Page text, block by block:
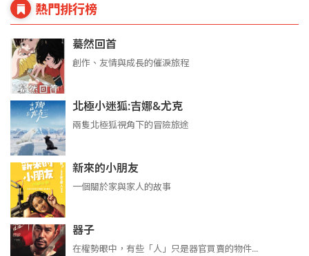
熱門排行榜
驀然回首
創作、友情與成長的催淚旅程
北極小迷狐:吉娜&尤克
兩隻北極狐視角下的冒險旅途
新來的小朋友
一個關於家與家人的故事
器子
在權勢眼中，有些「人」只是器官買賣的物件...